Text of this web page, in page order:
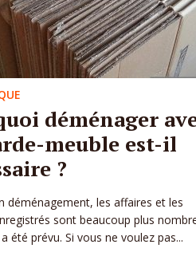
déménager
meuble est-il
?
déménagement, les affaires et les
sont beaucoup plus
été prévu. Si vous ne voulez pas...